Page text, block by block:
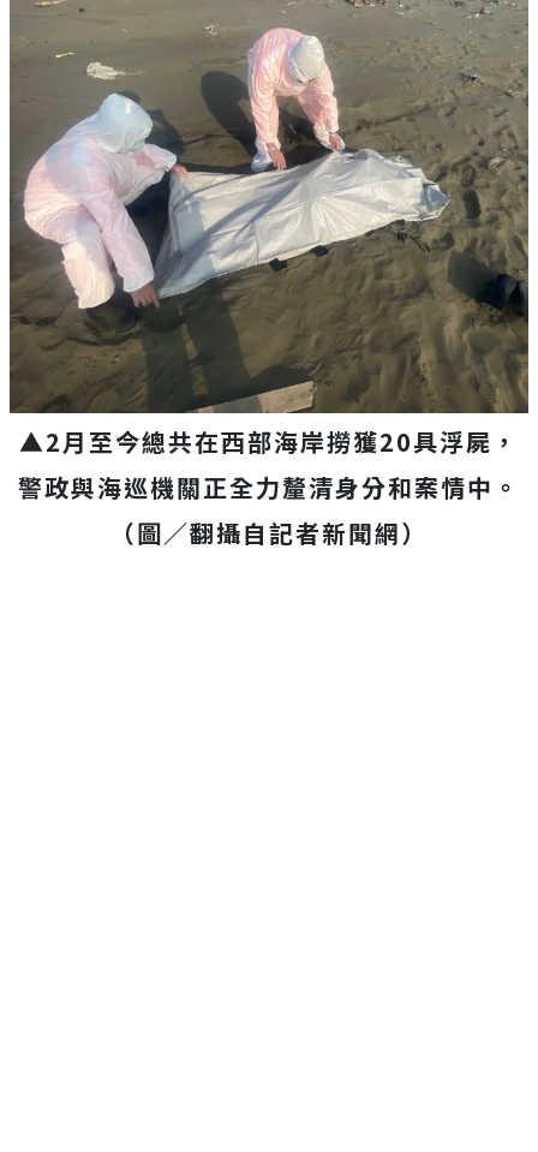
▲2月至今總共在西部海岸撈獲20具浮屍，
警政與海巡機關正全力釐清身分和案情中。
（圖／翻攝自記者新聞網）